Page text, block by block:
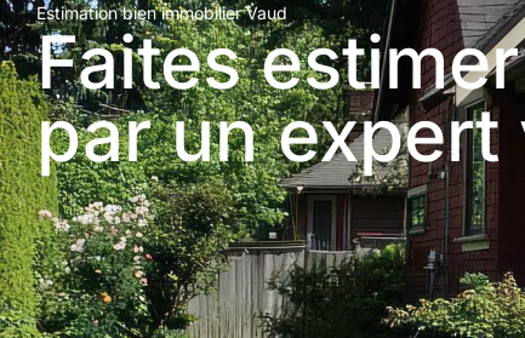
Estimation bien immobilier Vaud
Faites
par un expert